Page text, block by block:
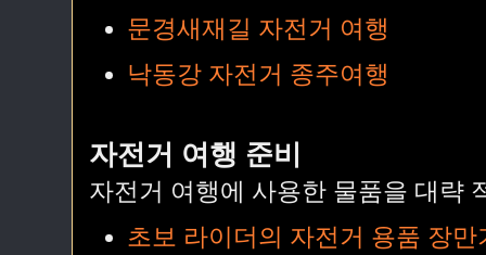
문경새재길 자전거 여행
낙동강 자전거 종주여행
자전거 여행 준비
자전거 여행에 사용한 물품을 대략
초보 라이더의 자전거 용품 장만